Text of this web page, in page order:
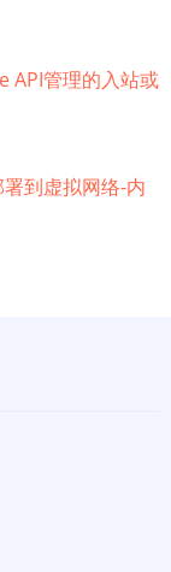
API管理的入站或
署到虚拟网络-内